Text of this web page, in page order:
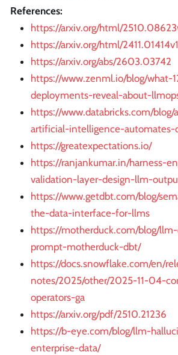
References:
https://arxiv.org/html/
https://arxiv.org/html/2411.01414v1
https://arxiv.org/abs/2603.03742
https://www.zenml.io/blog/
deployments-reveal-about-
https://www.databricks.com/
artificial-intelligence-automates-
https://greatexpectations.io/
https://ranjankumar.in/harness-
validation-layer-design-llm-
https://www.getdbt.com/blog/
the-data-interface-for-llms
https://motherduck.com/blog/
prompt-motherduck-dbt/
https://docs.snowflake.com/en/
notes/2025/other/2025-11-04-
operators-ga
https://arxiv.org/pdf/2510.21236
https://b-eye.com/blog/llm-
enterprise-data/